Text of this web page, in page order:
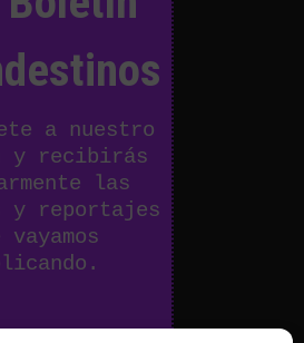
a nuestro
y recibirás
las
y reportajes
vayamos